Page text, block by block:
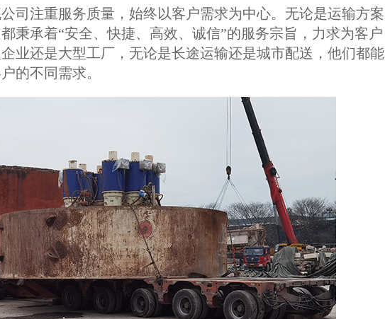
司注重服务质量，始终以客户需求为中心。无论是运输方案
秉承着“安全、快捷、高效、诚信”的服务宗旨，力求为客户
业还是大型工厂，无论是长途运输还是城市配送，他们都能
的不同需求。